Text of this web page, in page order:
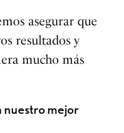
asegurar que
resultados y
mucho más
nuestro mejor